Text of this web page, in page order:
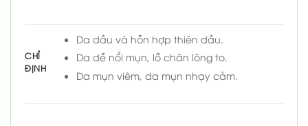
CHỈ
ĐỊNH
Da dầu và hỗn hợp thiên dầu.
Da dễ nổi mụn, lỗ chân lông to.
Da mụn viêm, da mụn nhạy cảm.